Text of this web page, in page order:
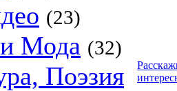
(23)
Мода (32)
Поэзия